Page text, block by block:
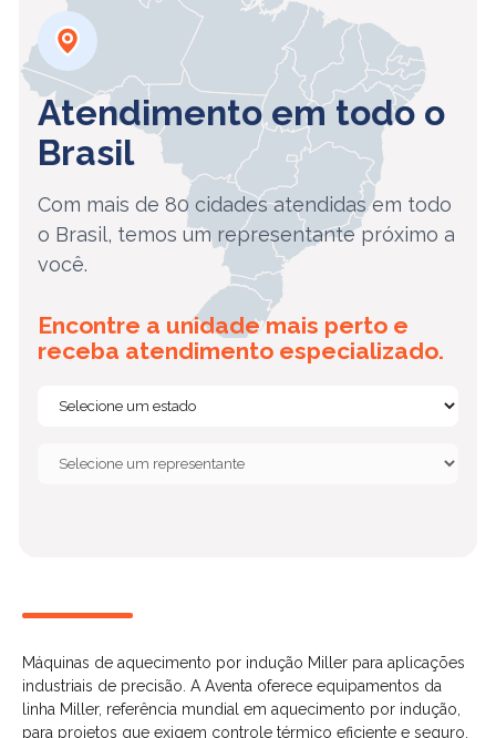
Atendimento em todo o
Brasil
Com mais de 80 cidades atendidas em todo
o Brasil, temos um representante próximo a
você.
Encontre a unidade mais perto e
receba atendimento especializado.
Máquinas de aquecimento por indução Miller para aplicações
industriais de precisão. A Aventa oferece equipamentos da
linha Miller, referência mundial em aquecimento por indução,
para projetos que exigem controle térmico eficiente e seguro.